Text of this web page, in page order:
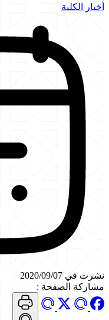
أخبار الكلية
نشرت في 2020/09/07
مشاركة الصفحة :